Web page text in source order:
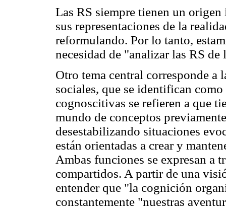
Las RS siempre tienen un origen
sus representaciones de la
reformulando. Por lo tanto,
necesidad de "analizar las RS de
Otro tema central corresponde a
sociales, que se identifican
cognoscitivas se refieren a que
mundo de conceptos
desestabilizando situaciones
están orientadas a crear y
Ambas funciones se expresan a
compartidos. A partir de una
entender que "la cognición
constantemente "nuestras